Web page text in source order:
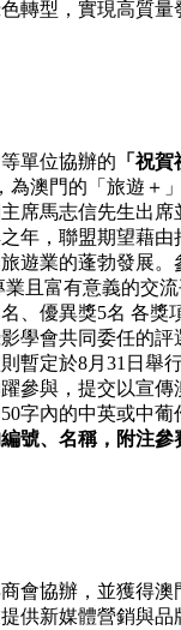
轉型，實現高質
單位協辦的 「祝
為澳門的「旅遊＋
席馬志信先生出
年，聯盟期望藉
遊業的蓬勃發展
且富有意義的交
、優異獎5名 各
學會共同委任的
暫定於8月31日
參與，提交以宣
字內的中英或中葡
號、名稱，附注
會協辦，並獲得
供新媒體營銷與